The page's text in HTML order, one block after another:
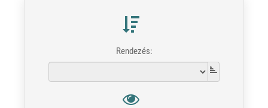
Rendezés: